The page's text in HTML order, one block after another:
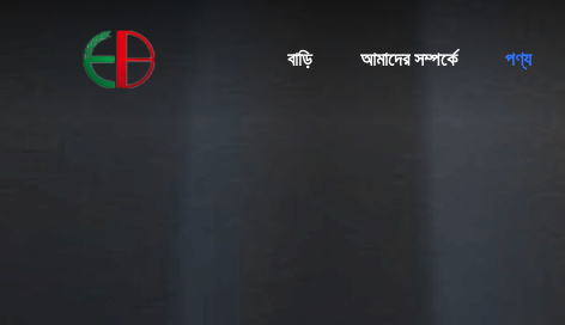
বাড়ি আমাদের সম্পর্কে পণ্য